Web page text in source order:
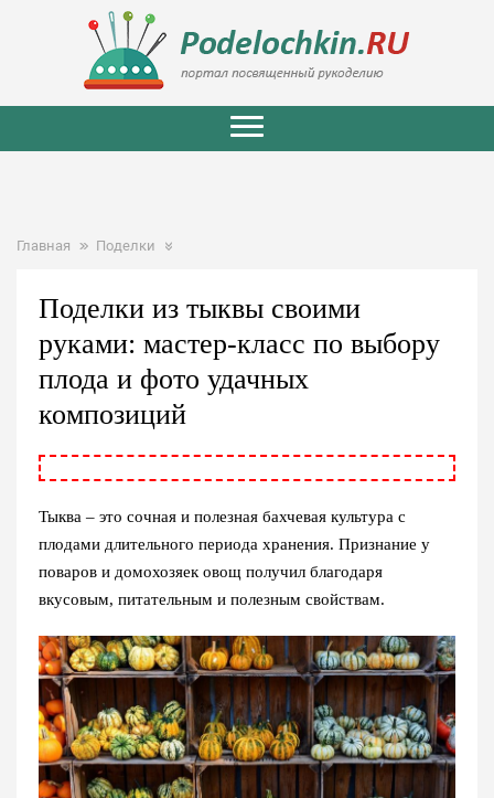
Главная Поделки
Поделки из тыквы своими
руками: мастер-класс по выбору
плода и фото удачных
композиций
Тыква – это сочная и полезная бахчевая культура с
плодами длительного периода хранения. Признание у
поваров и домохозяек овощ получил благодаря
вкусовым, питательным и полезным свойствам.